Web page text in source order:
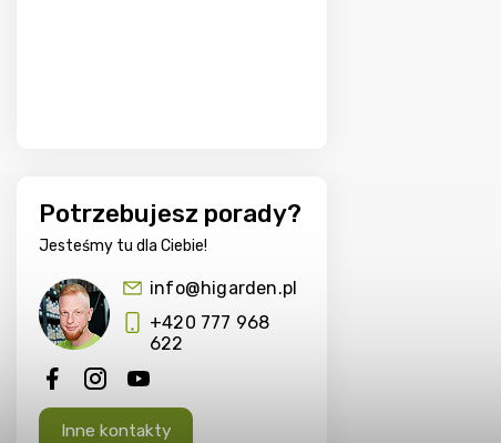
Potrzebujesz porady?
Jesteśmy tu dla Ciebie!
info@higarden.pl
+420 777 968
622
Inne kontakty